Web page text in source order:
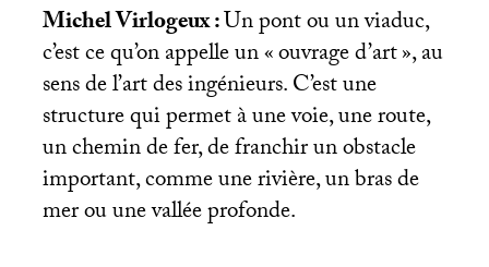
Michel Virlogeux :Un pont ou un viaduc,
c’est ce qu’on appelle un «ouvrage d’art», au
sens de l’art des ingénieurs. C’est une
structure qui permet à une voie, une route,
un chemin de fer, de franchir un obstacle
important, comme une rivière, un bras de
mer ou une vallée profonde.